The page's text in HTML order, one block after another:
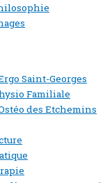
Saint-Georges
Familiale
des Etchemins